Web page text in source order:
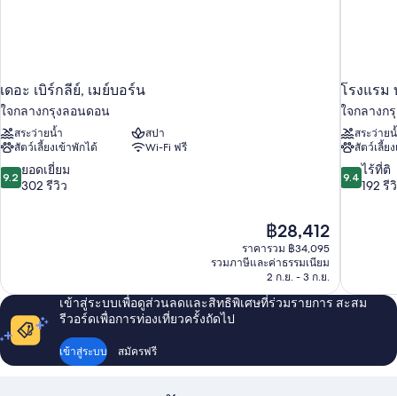
เดอะ เบิร์กลีย์, เมย์บอร์น
ใจกลางกรุงลอนดอน
สระว่ายน้ำ
สปา
สัตว์เลี้ยงเข้าพักได้
Wi-Fi ฟรี
9.2
จาก
9.2 ยอดเยี่ยม
302 รีวิว
ราคา
ปัจจุบัน
คือ
฿28,412
฿28,412
ราคารวม ฿34,095
รวมภาษีและค่าธรรมเนียม
2 ก.ย. - 3 ก.ย.
โรงแรม
ใจกลางก
สระว่าย
สัตว์เลี้ย
9.4
จาก
รีวิว
9.4 ไร้ที่ติ
192 รี
เข้าสู่ระบบเพื่อดูส่วนลดและสิทธิพิเศษที่ร่วมรายการ สะสม
รีวอร์ดเพื่อการท่องเที่ยวครั้งถัดไป
เข้าสู่ระบบ สมัครฟรี